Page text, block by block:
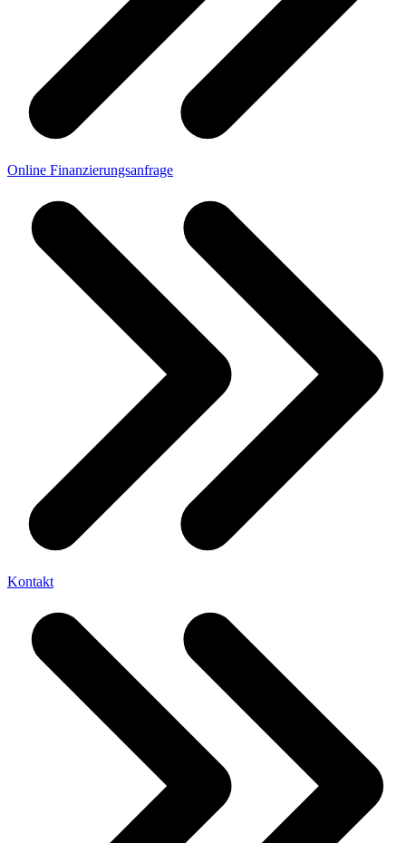
Online Finanzierungsanfrage
Kontakt